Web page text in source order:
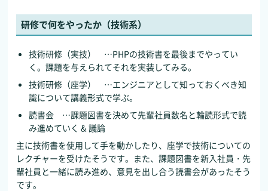
研修で何をやったか（技術系）
技術研修（実技） …PHPの技術書を最後までやってい
く。課題を与えられてそれを実装してみる。
技術研修（座学） …エンジニアとして知っておくべき知
識について講義形式で学ぶ。
読書会 …課題図書を決めて先輩社員数名と輪読形式で読
み進めていく & 議論
主に技術書を使用して手を動かしたり、座学で技術についての
レクチャーを受けたそうです。また、課題図書を新入社員・先
輩社員と一緒に読み進め、意見を出し合う読書会があったそう
です。